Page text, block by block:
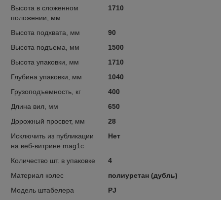
Высота в сложенном
положении, мм
1710
Высота подхвата, мм
90
Высота подъема, мм
1500
Высота упаковки, мм
1710
Глубина упаковки, мм
1040
Грузоподъемность, кг
400
Длина вил, мм
650
Дорожный просвет, мм
28
Исключить из публикации
на веб-витрине mag1c
Нет
Количество шт. в упаковке
4
Материал колес
полиуретан (дубль)
Модель штабелера
PJ